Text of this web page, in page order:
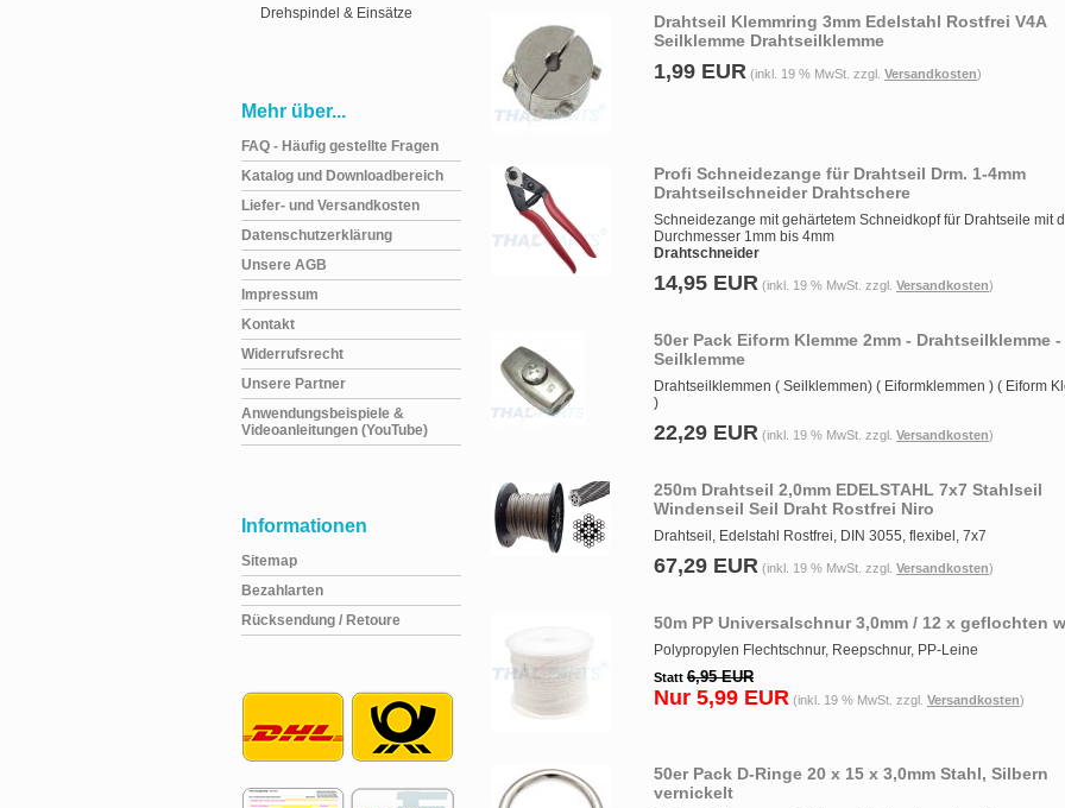
Drehspindel & Einsätze
Mehr über...
FAQ - Häufig gestellte Fragen
Katalog und Downloadbereich
Liefer- und Versandkosten
Datenschutzerklärung
Unsere AGB
Impressum
Kontakt
Widerrufsrecht
Unsere Partner
Anwendungsbeispiele &
Videoanleitungen (YouTube)
Informationen
Sitemap
Bezahlarten
Rücksendung / Retoure
Drahtseil Klemmring 3mm Edelstahl Rostfrei V4A
Seilklemme Drahtseilklemme
1,99 EUR (inkl. 19 % MwSt. zzgl. Versandkosten)
Profi Schneidezange für Drahtseil Drm. 1-4mm
Drahtseilschneider Drahtschere
Schneidezange mit gehärtetem Schneidkopf für Drahtseile mit
Durchmesser 1mm bis 4mm
Drahtschneider
14,95 EUR (inkl. 19 % MwSt. zzgl. Versandkosten)
50er Pack Eiform Klemme 2mm - Drahtseilklemme -
Seilklemme
Drahtseilklemmen ( Seilklemmen) ( Eiformklemmen ) ( Eiform
)
22,29 EUR (inkl. 19 % MwSt. zzgl. Versandkosten)
250m Drahtseil 2,0mm EDELSTAHL 7x7 Stahlseil
Windenseil Seil Draht Rostfrei Niro
Drahtseil, Edelstahl Rostfrei, DIN 3055, flexibel, 7x7
67,29 EUR (inkl. 19 % MwSt. zzgl. Versandkosten)
50m PP Universalschnur 3,0mm / 12 x geflochten
Polypropylen Flechtschnur, Reepschnur, PP-Leine
Statt 6,95 EUR
Nur 5,99 EUR (inkl. 19 % MwSt. zzgl. Versandkosten)
50er Pack D-Ringe 20 x 15 x 3,0mm Stahl, Silbern
vernickelt